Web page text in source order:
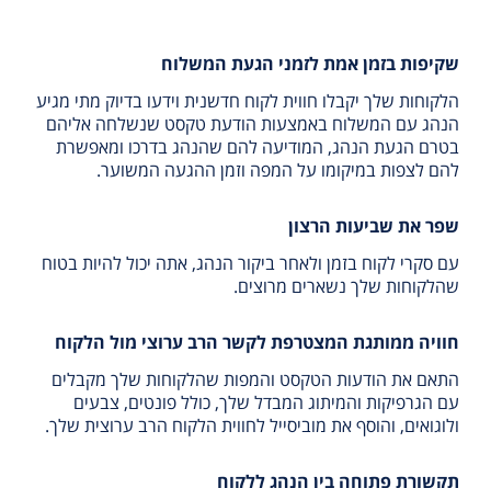
שקיפות בזמן אמת לזמני הגעת המשלוח
הלקוחות שלך יקבלו חווית לקוח חדשנית וידעו בדיוק מתי מגיע
הנהג עם המשלוח באמצעות הודעת טקסט שנשלחה אליהם
בטרם הגעת הנהג, המודיעה להם שהנהג בדרכו ומאפשרת
להם לצפות במיקומו על המפה וזמן ההגעה המשוער.
שפר את שביעות הרצון
עם סקרי לקוח בזמן ולאחר ביקור הנהג, אתה יכול להיות בטוח
שהלקוחות שלך נשארים מרוצים.
חוויה ממותגת המצטרפת לקשר הרב ערוצי מול הלקוח
התאם את הודעות הטקסט והמפות שהלקוחות שלך מקבלים
עם הגרפיקות והמיתוג המבדל שלך, כולל פונטים, צבעים
ולוגואים, והוסף את מוביסייל לחווית הלקוח הרב ערוצית שלך.
תקשורת פתוחה בין הנהג ללקוח